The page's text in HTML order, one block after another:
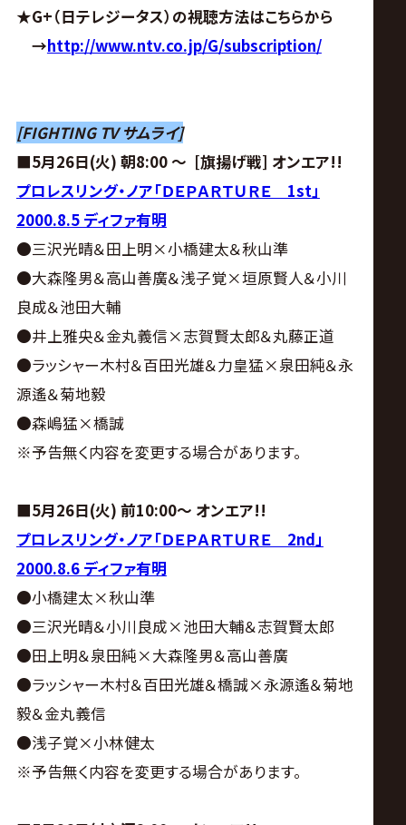
★G+（日テレジータス）の視聴方法はこちらから
→http://www.ntv.co.jp/G/subscription/
[FIGHTING TV サムライ]
■5月26日(火) 朝8:00 ～ [旗揚げ戦] オンエア!!
プロレスリング・ノア「ＤＥＰＡＲＴＵＲＥ 1st」
2000.8.5 ディファ有明
●三沢光晴＆田上明×小橋建太＆秋山準
●大森隆男＆高山善廣＆浅子覚×垣原賢人＆小川
良成＆池田大輔
●井上雅央＆金丸義信×志賀賢太郎＆丸藤正道
●ラッシャー木村＆百田光雄＆力皇猛×泉田純＆永
源遙＆菊地毅
●森嶋猛×橋誠
※予告無く内容を変更する場合があります。
■5月26日(火) 前10:00～ オンエア!!
プロレスリング・ノア「ＤＥＰＡＲＴＵＲＥ 2nd」
2000.8.6 ディファ有明
●小橋建太×秋山準
●三沢光晴＆小川良成×池田大輔＆志賀賢太郎
●田上明＆泉田純×大森隆男＆高山善廣
●ラッシャー木村＆百田光雄＆橋誠×永源遙＆菊地
毅＆金丸義信
●浅子覚×小林健太
※予告無く内容を変更する場合があります。